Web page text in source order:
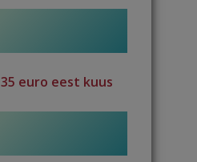
35 euro eest kuus